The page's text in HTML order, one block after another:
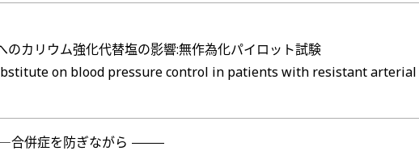
カリウム強化代替塩の影響:無作為化パイロット試験
on blood pressure control in patients with resistant
合併症を防ぎながら